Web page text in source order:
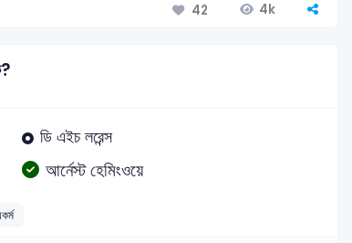
42 4k
ডি এইচ লরেন্স
আর্নেস্ট হেমিংওয়ে